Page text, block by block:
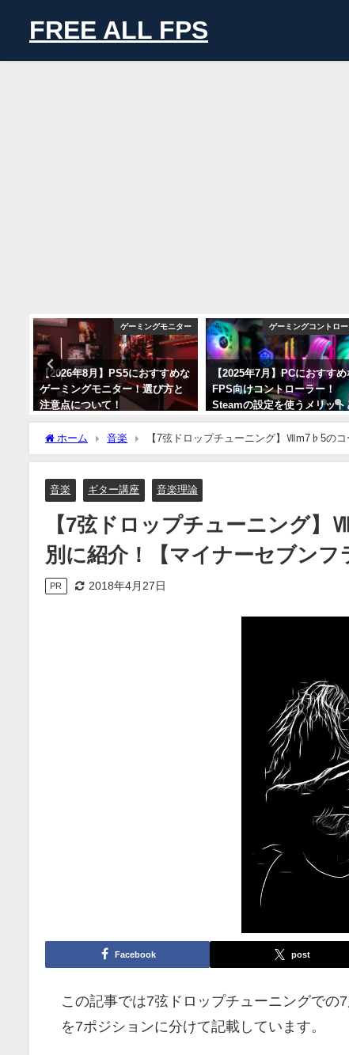
FREE ALL FPS
ゲーミングモニター
【2026年8月】PS5におすすめな
ゲーミングモニター！選び方と
注意点について！
ゲーミングコントロ
【2025年7月】PCにおすすめ
FPS向けコントローラー！
Steamの設定を使うメリット
選び方について！【パッド】
2025年7月26日
ホーム 音楽 【7弦ドロップチューニング】Ⅶm7♭5のコ
音楽 ギター講座 音楽理論
【7弦ドロップチューニング
別に紹介！【マイナーセブンフ
PR 2018年4月27日
Facebook post
この記事では7弦ドロップチューニングで
を7ポジションに分けて記載しています。